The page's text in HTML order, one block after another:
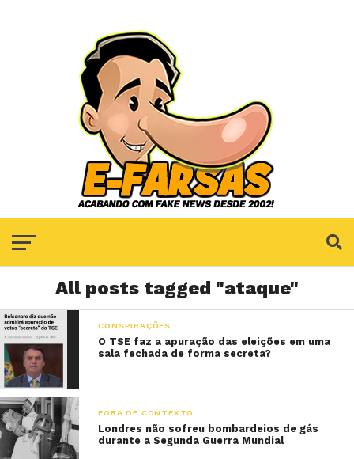
All posts tagged "ataque"
CONSPIRAÇÕES
O TSE faz a apuração das eleições em uma
sala fechada de forma secreta?
FORA DE CONTEXTO
Londres não sofreu bombardeios de gás
durante a Segunda Guerra Mundial